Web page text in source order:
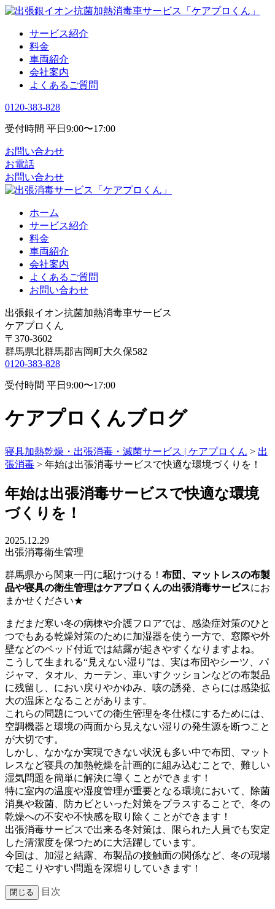
サービス紹介
料金
車両紹介
会社案内
よくあるご質問
0120-383-828
受付時間 平日9:00〜17:00
お問い合わせ
お電話
お問い合わせ
ホーム
サービス紹介
料金
車両紹介
会社案内
よくあるご質問
お問い合わせ
出張銀イオン抗菌加熱消毒車サービス
ケアプロくん
〒370-3602
群馬県北群馬郡吉岡町大久保582
0120-383-828
受付時間 平日9:00〜17:00
ケアプロくんブログ
寝具加熱乾燥・出張消毒・滅菌サービス | ケアプロくん > 出
張消毒 > 年始は出張消毒サービスで快適な環境づくりを！
年始は出張消毒サービスで快適な環境
づくりを！
2025.12.29
出張消毒衛生管理
群馬県から関東一円に駆けつける！ 布団、マットレスの布製
品や寝具の衛生管理はケアプロくんの出張消毒サービスにお
まかせください★
まだまだ寒い冬の病棟や介護フロアでは、感染症対策のひと
つでもある乾燥対策のために加湿器を使う一方で、窓際や外
壁などのベッド付近では結露が起きやすくなりますよね。
こうして生まれる“見えない湿り”は、実は布団やシーツ、パ
ジャマ、タオル、カーテン、車いすクッションなどの布製品
に残留し、におい戻りやかゆみ、咳の誘発、さらには感染拡
大の温床となることがあります。
これらの問題についての衛生管理を冬仕様にするためには、
空調機器と環境の両面から見えない湿りの発生源を断つこと
が大切です。
しかし、なかなか実現できない状況も多い中で布団、マット
レスなど寝具の加熱乾燥を計画的に組み込むことで、難しい
湿気問題を簡単に解決に導くことができます！
特に室内の温度や湿度管理が重要となる環境において、除菌
消臭や殺菌、防カビといった対策をプラスすることで、冬の
乾燥への不安や不快感を取り除くことができます！
出張消毒サービスで出来る冬対策は、限られた人員でも安定
した清潔度を保つために大活躍しています。
今回は、加湿と結露、布製品の接触面の関係など、冬の現場
で起こりやすい問題を深堀りしていきます！
閉じる 目次